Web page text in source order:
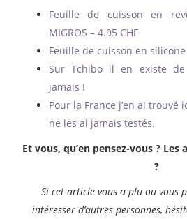
Feuille de cuisson en
MIGROS – 4.95 CHF
Feuille de cuisson en silicone
Sur Tchibo il en existe
jamais !
Pour la France j’en ai trouvé
ne les ai jamais testés.
Et vous, qu’en pensez-vous ? Les
?
Si cet article vous a plu ou vous
intéresser d’autres personnes,